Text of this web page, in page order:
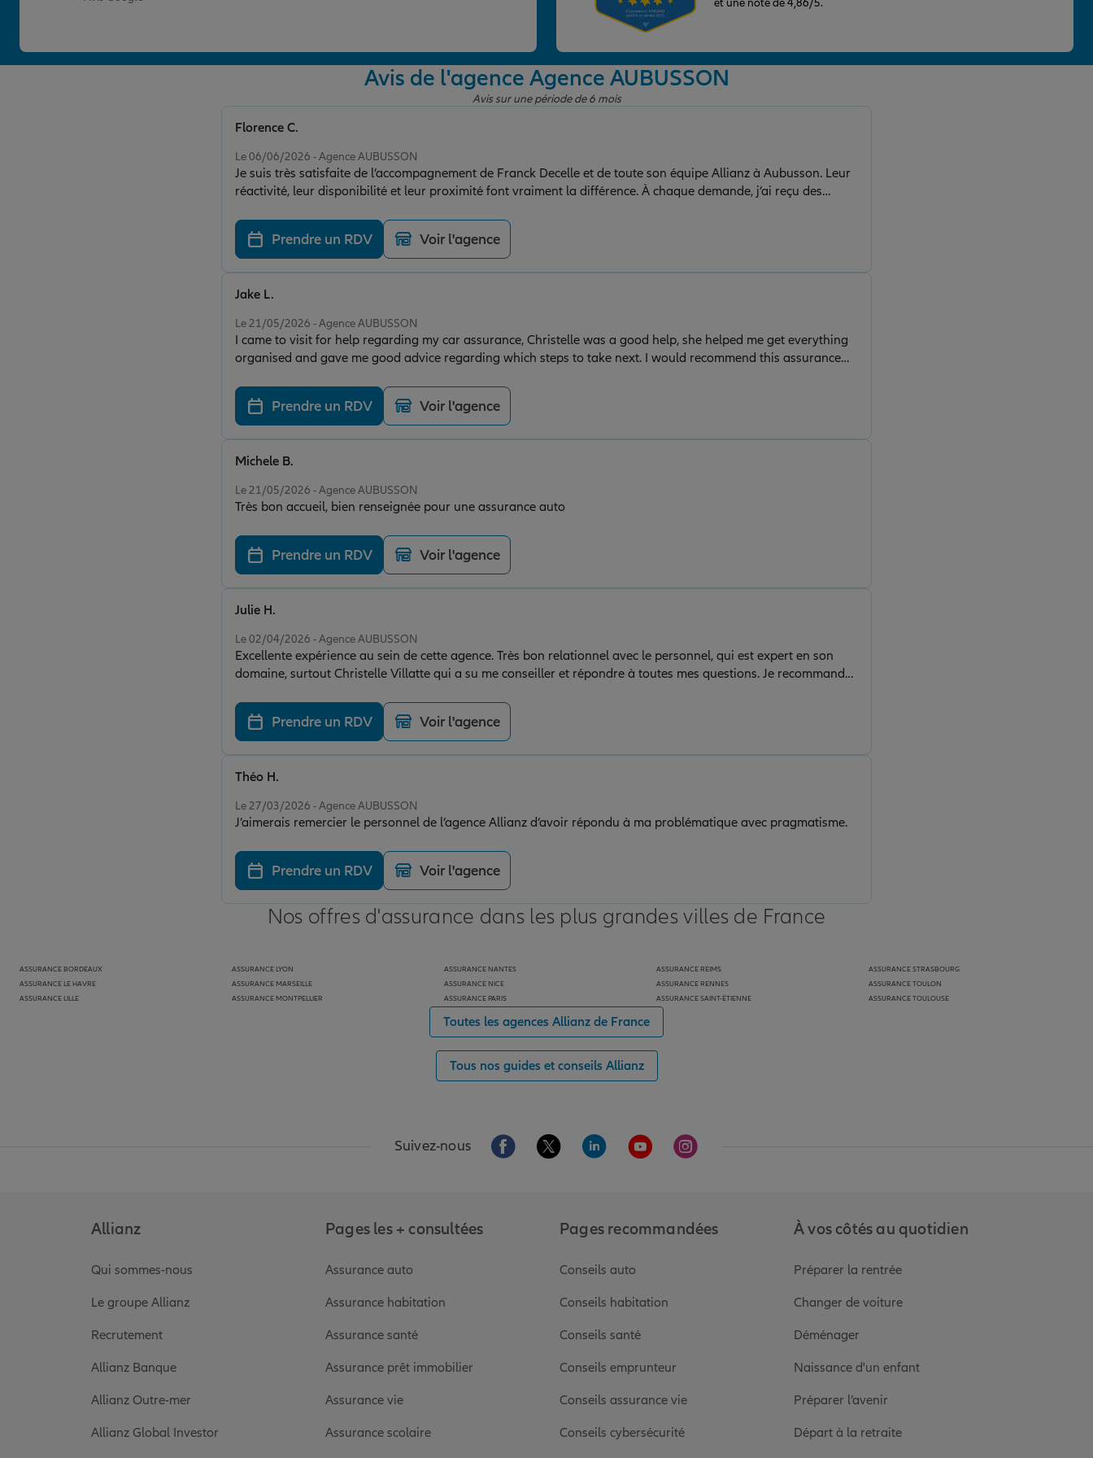
Avis de l'agence Agence AUBUSSON
Avis sur une période de 6 mois
Le 06/06/2026 - Agence AUBUSSON
Je suis très satisfaite de l’accompagnement de Franck Decelle et de toute son équipe Allianz à Aubusson. Leur
réactivité, leur disponibilité et leur proximité font vraiment la différence. À chaque demande, j’ai reçu des
recommande sans hésitation. Merci à toute l’équipe pour son excellent travail !
Florence C.
Prendre un RDV Voir l'agence
Le 21/05/2026 - Agence AUBUSSON
I came to visit for help regarding my car assurance, Christelle was a good help, she helped me get everything
organised and gave me good advice regarding which steps to take next. I would recommend this assurance
Thanks again Christelle!
Jake L.
Prendre un RDV Voir l'agence
Le 21/05/2026 - Agence AUBUSSON
Très bon accueil, bien renseignée pour une assurance auto
Michele B.
Prendre un RDV Voir l'agence
Le 02/04/2026 - Agence AUBUSSON
Excellente expérience au sein de cette agence. Très bon relationnel avec le personnel, qui est expert en son
domaine, surtout Christelle Villatte qui a su me conseiller et répondre à toutes mes questions. Je recommande
Julie H.
Prendre un RDV Voir l'agence
Le 27/03/2026 - Agence AUBUSSON
J’aimerais remercier le personnel de l’agence Allianz d’avoir répondu à ma problématique avec pragmatisme.
Théo H.
Prendre un RDV Voir l'agence
Nos offres d'assurance dans les plus grandes villes de France
ASSURANCE BORDEAUX
ASSURANCE LE HAVRE
ASSURANCE LILLE
ASSURANCE LYON
ASSURANCE MARSEILLE
ASSURANCE MONTPELLIER
ASSURANCE NANTES
ASSURANCE NICE
ASSURANCE PARIS
ASSURANCE REIMS
ASSURANCE RENNES
ASSURANCE SAINT-ÉTIENNE
ASSURANCE STRASBOURG
ASSURANCE TOULON
ASSURANCE TOULOUSE
Toutes les agences Allianz de France
Tous nos guides et conseils Allianz
Suivez-nous Aller sur la page Facebook de Allianz
Aller sur la page Twitter de Allianz
Aller sur la page Linkedin de Allianz
Aller sur la page Youtube de Allianz
Aller sur la page Instagram de Allianz
Allianz
Qui sommes-nous
Le groupe Allianz
Recrutement
Allianz Banque
Allianz Outre-mer
Allianz Global Investor
Pages les + consultées
Assurance auto
Assurance habitation
Assurance santé
Assurance prêt immobilier
Assurance vie
Assurance scolaire
Pages recommandées
Conseils auto
Conseils habitation
Conseils santé
Conseils emprunteur
Conseils assurance vie
Conseils cybersécurité
À vos côtés au quotidien
Préparer la rentrée
Changer de voiture
Déménager
Naissance d'un enfant
Préparer l’avenir
Départ à la retraite